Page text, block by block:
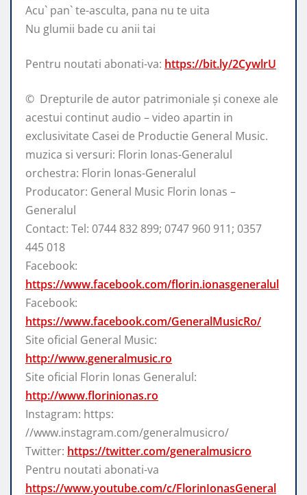
Acu` pan` te-asculta, pana nu te uita
Nu glumii bade cu anii tai
Pentru noutati abonati-va: https://bit.ly/2CywlrU
© ️ Drepturile de autor patrimoniale și conexe ale
acestui continut audio – video apartin in
exclusivitate Casei de Productie General Music.
muzica si versuri: Florin Ionas-Generalul
orchestra: Florin Ionas-Generalul
Producator: General Music Florin Ionas –
Generalul
Contact: Tel: 0744 832 899; 0747 960 911; 0357
445 018
Facebook:
https://www.facebook.com/florin.ionasgeneralul
Facebook:
https://www.facebook.com/GeneralMusicRo/
Site oficial General Music:
http://www.generalmusic.ro
Site oficial Florin Ionas Generalul:
http://www.florinionas.ro
Instagram: https:
//www.instagram.com/generalmusicro/
Twitter: https://twitter.com/generalmusicro
Pentru noutati abonati-va
https://www.youtube.com/c/FlorinIonasGeneral